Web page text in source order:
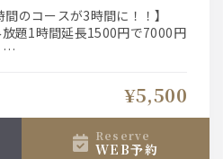
のコースが3時間に！！】
題1時間延長1500円で7000円
ストオーダーとなります。
。
¥5,500
reserve
WEB予約